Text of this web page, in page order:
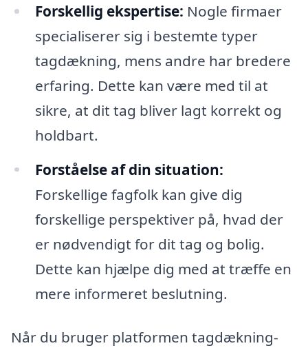
Forskellig ekspertise: Nogle firmaer
specialiserer sig i bestemte typer
tagdækning, mens andre har bredere
erfaring. Dette kan være med til at
sikre, at dit tag bliver lagt korrekt og
holdbart.
Forståelse af din situation:
Forskellige fagfolk kan give dig
forskellige perspektiver på, hvad der
er nødvendigt for dit tag og bolig.
Dette kan hjælpe dig med at træffe en
mere informeret beslutning.
Når du bruger platformen tagdækning-